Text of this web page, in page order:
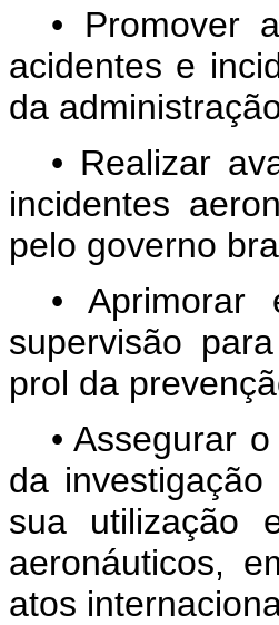
• Promover
acidentes e
da
• Realizar
incidentes
pelo governo
• Aprimorar
supervisão
prol da
• Assegurar
da
sua utilização
aeronáuticos,
atos